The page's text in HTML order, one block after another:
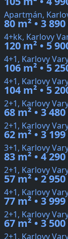
Apartmán,
80 m² • 3
4+kk, Karlovy
120 m² • 5
4+1, Karlovy
106 m² • 5
4+1, Karlovy
104 m² • 5
2+1, Karlovy
68 m² • 3
2+1, Karlovy
62 m² • 3
3+1, Karlovy
83 m² • 4
2+1, Karlovy
57 m² • 2
4+1, Karlovy
77 m² • 3
2+1, Karlovy
67 m² • 3
2+1, Karlovy